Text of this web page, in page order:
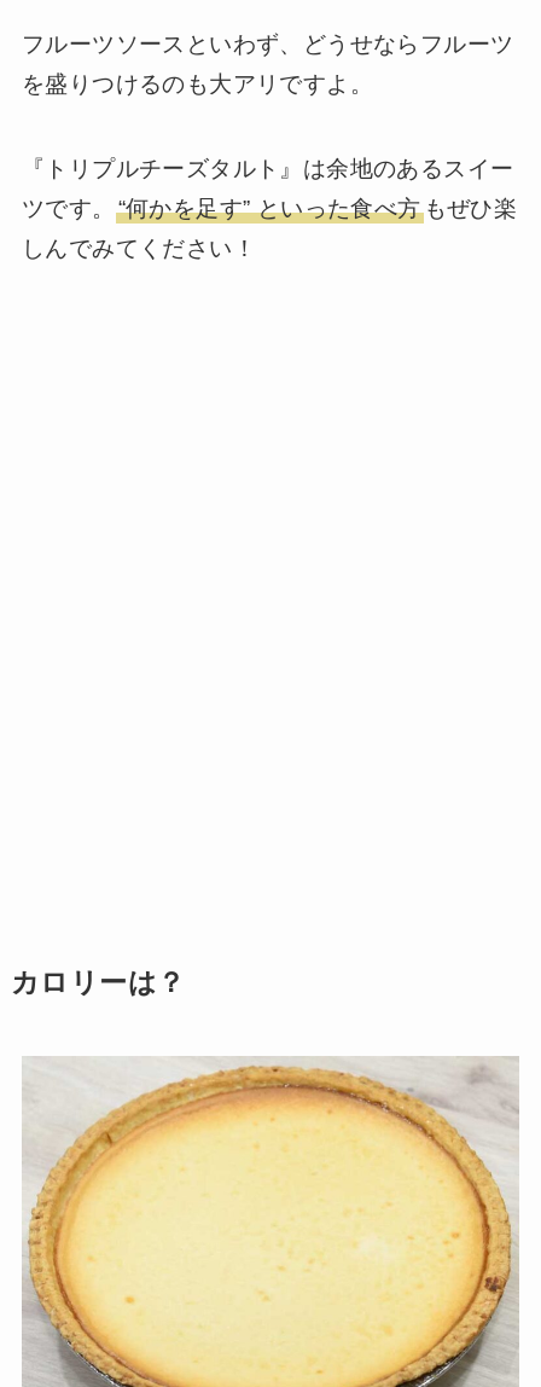
フルーツソースといわず、どうせならフルーツ
を盛りつけるのも大アリですよ。
『トリプルチーズタルト』は余地のあるスイー
ツです。 “何かを足す” といった食べ方もぜひ楽
しんでみてください！
カロリーは？